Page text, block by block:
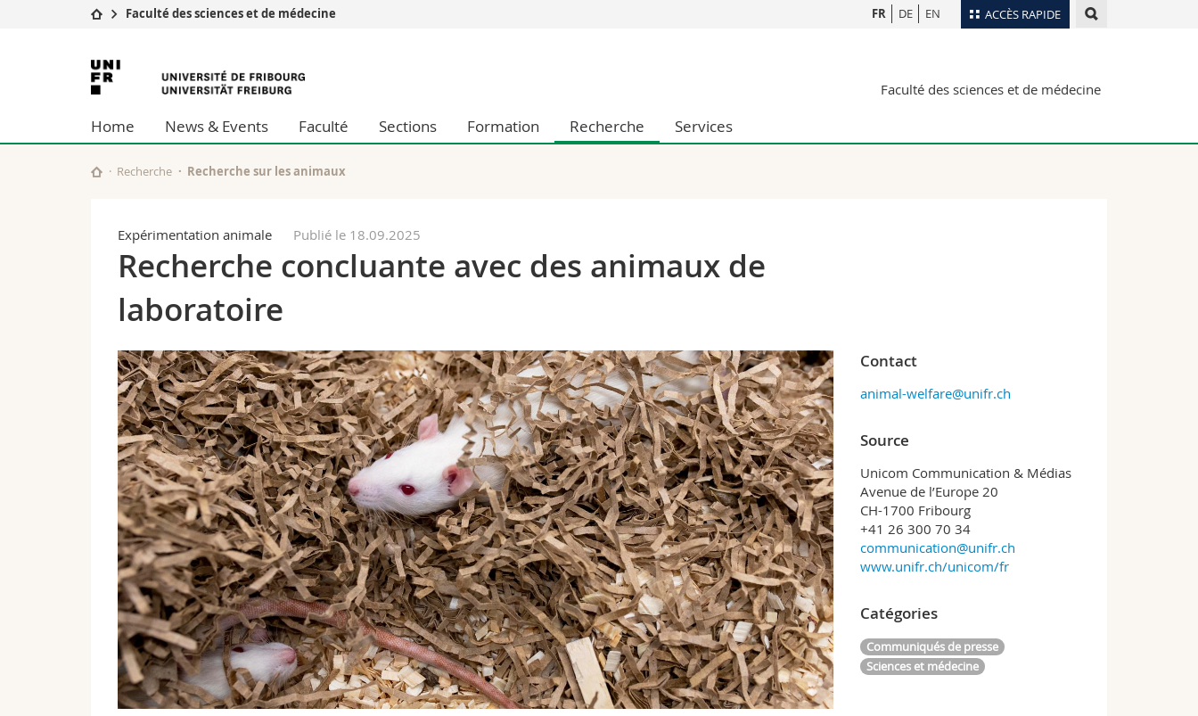
ACCÈS RAPIDE
Université
Recherche
Université
Formation continue
Sciences économiques et sociales et management
Lettres et sciences humaines
Sciences de l'éducation et de la formation
Médias
Chercheurs
Plan d'accès
Webmail
FR DE EN
Faculté des sciences et de médecine
Université
de
Fribourg
Faculté des sciences et de médecine
Home News & Events Faculté Sections Formation Recherche Services
Recherche Recherche sur les animaux
Expérimentation animale Publié le 18.09.2025
Recherche concluante avec des animaux de
laboratoire
Contact
animal-welfare@unifr.ch
Source
Unicom Communication & Médias
Avenue de l’Europe 20
CH-1700 Fribourg
+41 26 300 70 34
communication@unifr.ch
www.unifr.ch/unicom/fr
Catégories
Communiqués de presse
Sciences et médecine